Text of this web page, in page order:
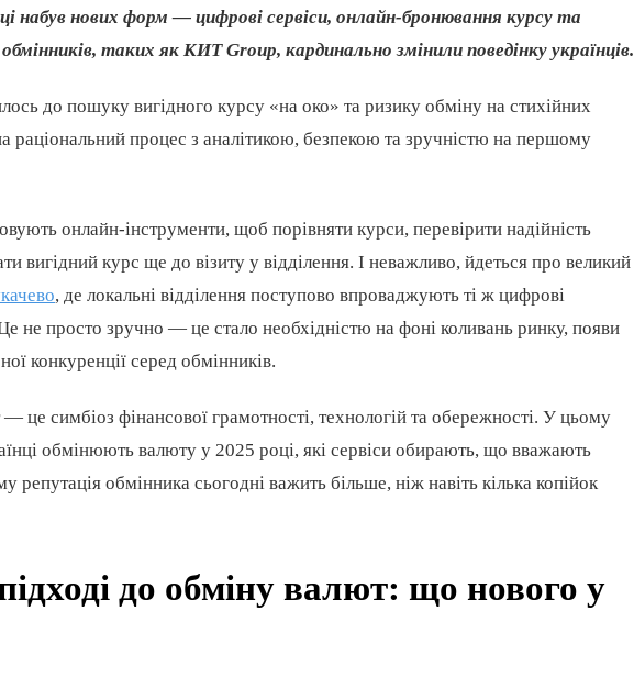
набув нових форм — цифрові сервіси, онлайн-бронювання курсу та
таких як КИТ Group, кардинально змінили поведінку українців.
до пошуку вигідного курсу «на око» та ризику обміну на стихійних
раціональний процес з аналітикою, безпекою та зручністю на першому
онлайн-інструменти, щоб порівняти курси, перевірити надійність
вигідний курс ще до візиту у відділення. І неважливо, йдеться про великий
, де локальні відділення поступово впроваджують ті ж цифрові
не просто зручно — це стало необхідністю на фоні коливань ринку, появи
конкуренції серед обмінників.
це симбіоз фінансової грамотності, технологій та обережності. У цьому
обмінюють валюту у 2025 році, які сервіси обирають, що вважають
репутація обмінника сьогодні важить більше, ніж навіть кілька копійок
до обміну валют: що нового у